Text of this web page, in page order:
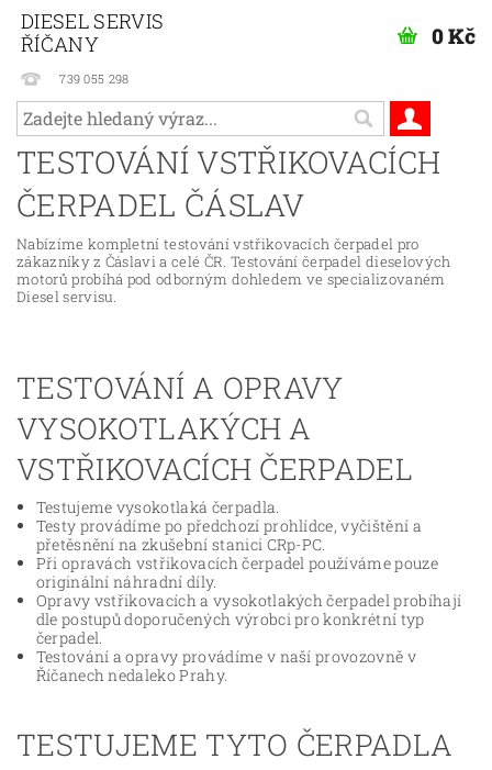
DIESEL SERVIS
ŘÍČANY
739 055 298
0 Kč
TESTOVÁNÍ VSTŘIKOVACÍCH
ČERPADEL ČÁSLAV
Nabízíme kompletní testování vstřikovacích čerpadel pro
zákazníky z Čáslavi a celé ČR. Testování čerpadel dieselových
motorů probíhá pod odborným dohledem ve specializovaném
Diesel servisu.
TESTOVÁNÍ A OPRAVY
VYSOKOTLAKÝCH A
VSTŘIKOVACÍCH ČERPADEL
Testujeme vysokotlaká čerpadla.
Testy provádíme po předchozí prohlídce, vyčištění a
přetěsnění na zkušební stanici CRp-PC.
Při opravách vstřikovacích čerpadel používáme pouze
originální náhradní díly.
Opravy vstřikovacích a vysokotlakých čerpadel probíhají
dle postupů doporučených výrobci pro konkrétní typ
čerpadel.
Testování a opravy provádíme v naší provozovně v
Říčanech nedaleko Prahy.
TESTUJEME TYTO ČERPADLA